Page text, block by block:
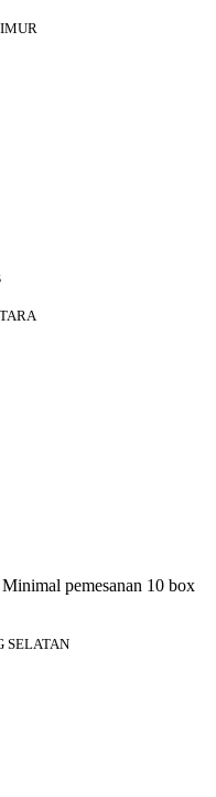
pemesanan 10 box
SELATAN